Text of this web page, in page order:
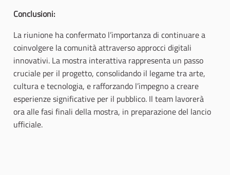
Conclusioni:
La riunione ha confermato l’importanza di continuare a
coinvolgere la comunità attraverso approcci digitali
innovativi. La mostra interattiva rappresenta un passo
cruciale per il progetto, consolidando il legame tra arte,
cultura e tecnologia, e rafforzando l’impegno a creare
esperienze significative per il pubblico. Il team lavorerà
ora alle fasi finali della mostra, in preparazione del lancio
ufficiale.